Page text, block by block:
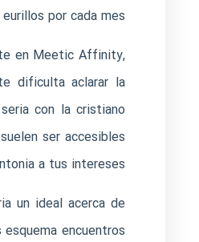
por cada mes.
en Meetic Affinity,
dificulta aclarar la
con la cristiano
ser accesibles
a tus intereses.
un ideal acerca de
encuentros